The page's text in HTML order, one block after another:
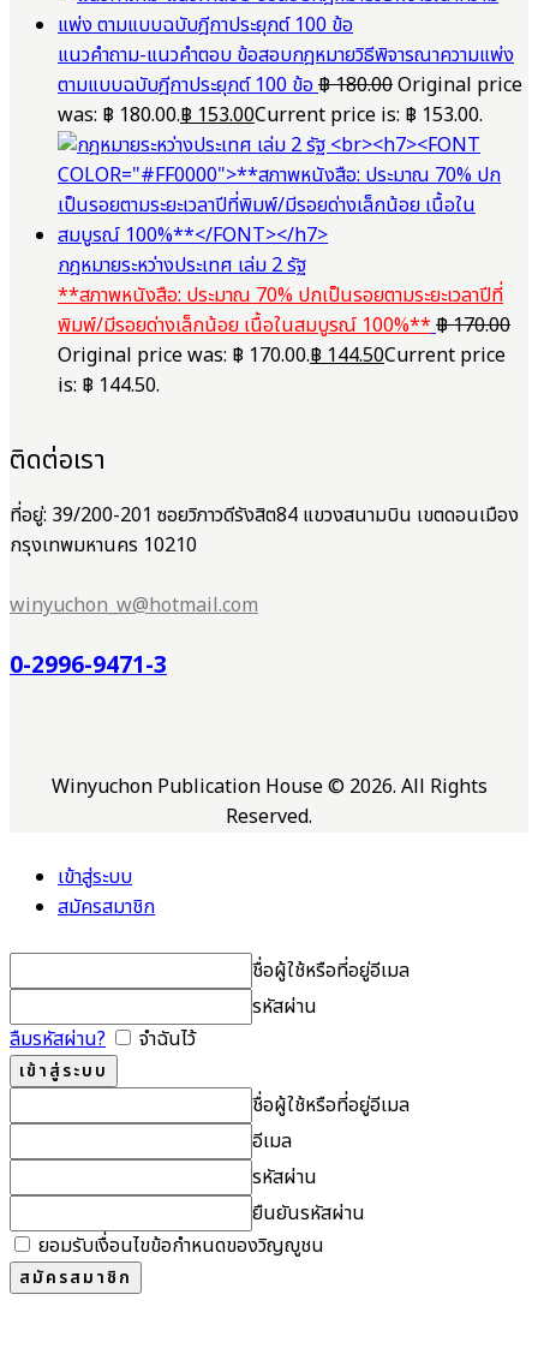
แนวคำถาม-แนวคำตอบ ข้อสอบกฎหมายวิธีพิจารณาความแพ่ง
ตามแบบฉบับฎีกาประยุกต์ 100 ข้อ ฿180.00Original price
was: ฿ 180.00.฿ 153.00Current price is: ฿ 153.00.
กฎหมายระหว่างประเทศ เล่ม 2 รัฐ
**สภาพหนังสือ: ประมาณ 70% ปกเป็นรอยตามระยะเวลาปีที่
พิมพ์/มีรอยด่างเล็กน้อย เนื้อในสมบูรณ์ 100%** ฿170.00
Original price was: ฿ 170.00.฿ 144.50Current price
is: ฿ 144.50.
ติดต่อเรา
ที่อยู่: 39/200-201 ซอยวิภาวดีรังสิต84 แขวงสนามบิน เขตดอนเมือง
กรุงเทพมหานคร 10210
winyuchon_w@hotmail.com
0-2996-9471-3
Winyuchon Publication House © 2026. All Rights
Reserved.
เข้าสู่ระบบ
สมัครสมาชิก
ชื่อผู้ใช้หรือที่อยู่อีเมล
รหัสผ่าน
ลืมรหัสผ่าน?
จำฉันไว้
ชื่อผู้ใช้หรือที่อยู่อีเมล
อีเมล
รหัสผ่าน
ยืนยันรหัสผ่าน
ยอมรับเงื่อนไขข้อกำหนดของวิญญูชน